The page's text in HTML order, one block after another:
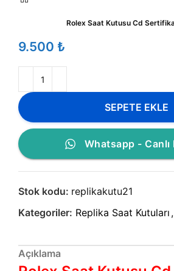
Rolex Saat Kutusu Cd
₺
SEPETE EKLE
Whatsapp - Canlı
Stok kodu: replikakutu21
Kategoriler: Replika Saat Kutuları ,
Açıklama